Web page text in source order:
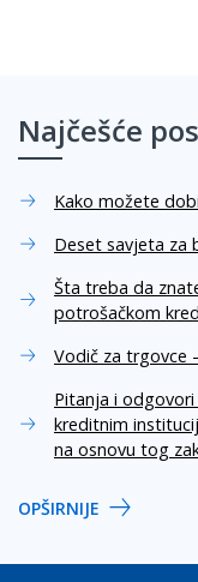
Najčešće
Kako možete
Deset savjeta za
Šta treba da
potrošačkom
Vodič za trgovce
Pitanja i
kreditnim
na osnovu tog
OPŠIRNIJE